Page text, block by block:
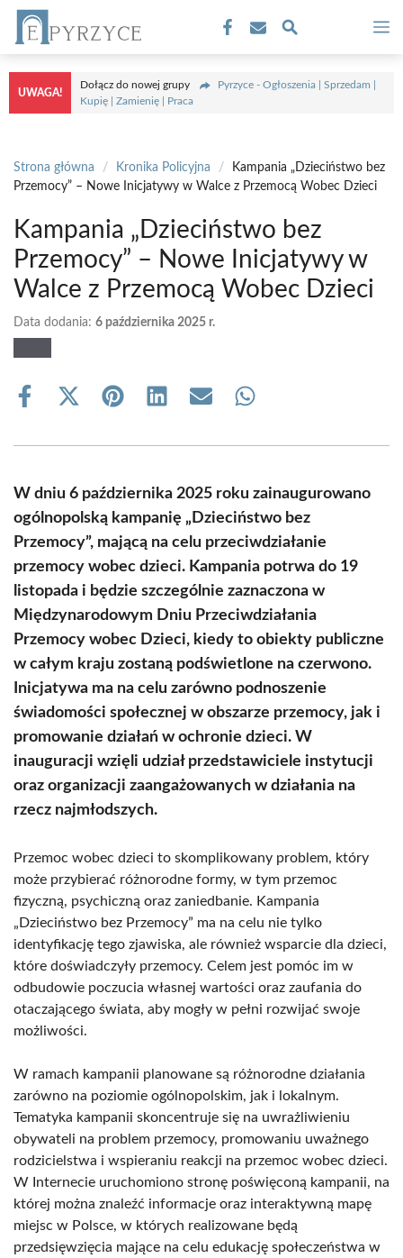
Przejdź
treści
UWAGA!
Dołącz do nowej grupy
Pyrzyce - Ogłoszenia | Sprzedam |
Kupię | Zamienię | Praca
Strona główna / Kronika Policyjna /
Kampania „Dzieciństwo bez
Przemocy” – Nowe Inicjatywy w Walce z Przemocą Wobec Dzieci
Kampania „Dzieciństwo bez
Przemocy” – Nowe Inicjatywy w
Walce z Przemocą Wobec Dzieci
Data dodania: 6 października 2025 r.
Share
Share
(Twitter)
Share Share Share Share
W dniu 6 października 2025 roku zainaugurowano
ogólnopolską kampanię „Dzieciństwo bez
Przemocy”, mającą na celu przeciwdziałanie
przemocy wobec dzieci. Kampania potrwa do 19
listopada i będzie szczególnie zaznaczona w
Międzynarodowym Dniu Przeciwdziałania
Przemocy wobec Dzieci, kiedy to obiekty publiczne
w całym kraju zostaną podświetlone na czerwono.
Inicjatywa ma na celu zarówno podnoszenie
świadomości społecznej w obszarze przemocy, jak i
promowanie działań w ochronie dzieci. W
inauguracji wzięli udział przedstawiciele instytucji
oraz organizacji zaangażowanych w działania na
rzecz najmłodszych.
Przemoc wobec dzieci to skomplikowany problem, który
może przybierać różnorodne formy, w tym przemoc
fizyczną, psychiczną oraz zaniedbanie. Kampania
„Dzieciństwo bez Przemocy” ma na celu nie tylko
identyfikację tego zjawiska, ale również wsparcie dla dzieci,
które doświadczyły przemocy. Celem jest pomóc im w
odbudowie poczucia własnej wartości oraz zaufania do
otaczającego świata, aby mogły w pełni rozwijać swoje
możliwości.
W ramach kampanii planowane są różnorodne działania
zarówno na poziomie ogólnopolskim, jak i lokalnym.
Tematyka kampanii skoncentruje się na uwrażliwieniu
obywateli na problem przemocy, promowaniu uważnego
rodzicielstwa i wspieraniu reakcji na przemoc wobec dzieci.
W Internecie uruchomiono stronę poświęconą kampanii, na
której można znaleźć informacje oraz interaktywną mapę
miejsc w Polsce, w których realizowane będą
przedsięwzięcia mające na celu edukację społeczeństwa w